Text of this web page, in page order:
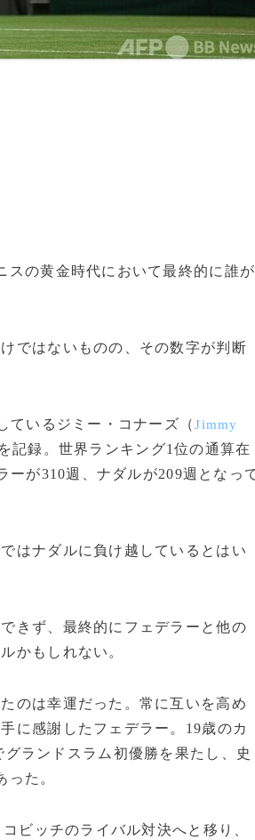
スの黄金時代において最終的に誰が
ではないものの、その数字が判断
ているジミー・コナーズ（Jimmy
記録。世界ランキング1位の通算在
ーが310週、ナダルが209週となっ
はナダルに負け越しているとはい
きず、最終的にフェデラーと他の
かもしれない。
のは幸運だった。常に互いを高め
に感謝したフェデラー。19歳のカ
グランドスラム初優勝を果たし、史
った。
ビッチのライバル対決へと移り、